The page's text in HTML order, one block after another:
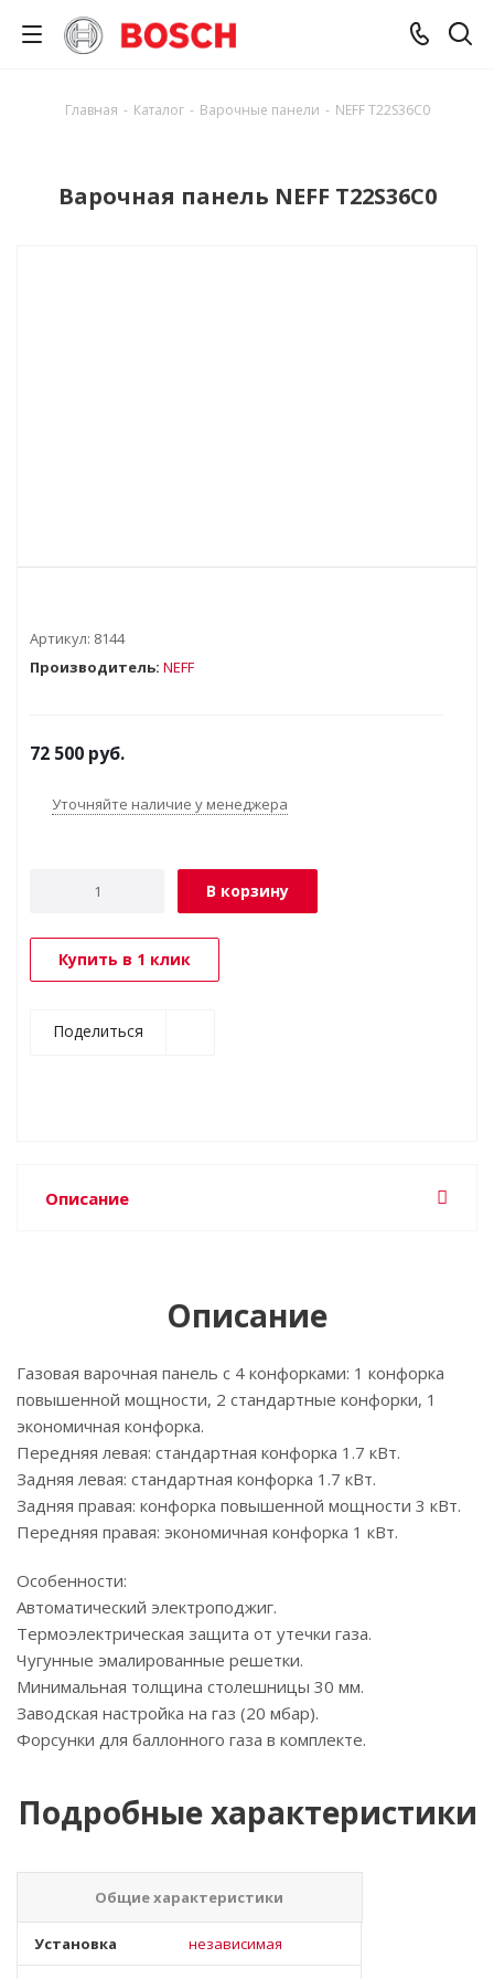
Главная - Каталог - Варочные панели - NEFF T22S36C0
Варочная панель NEFF T22S36C0
Артикул: 8144
Производитель: NEFF
72 500 руб.
Уточняйте наличие у менеджера
В корзину
Купить в 1 клик
Поделиться
Описание
Описание
Газовая варочная панель с 4 конфорками: 1 конфорка
повышенной мощности, 2 стандартные конфорки, 1
экономичная конфорка.
Передняя левая: стандартная конфорка 1.7 кВт.
Задняя левая: стандартная конфорка 1.7 кВт.
Задняя правая: конфорка повышенной мощности 3 кВт.
Передняя правая: экономичная конфорка 1 кВт.
Особенности:
Автоматический электроподжиг.
Термоэлектрическая защита от утечки газа.
Чугунные эмалированные решетки.
Минимальная толщина столешницы 30 мм.
Заводская настройка на газ (20 мбар).
Форсунки для баллонного газа в комплекте.
Подробные характеристики
Общие характеристики
Установка независимая